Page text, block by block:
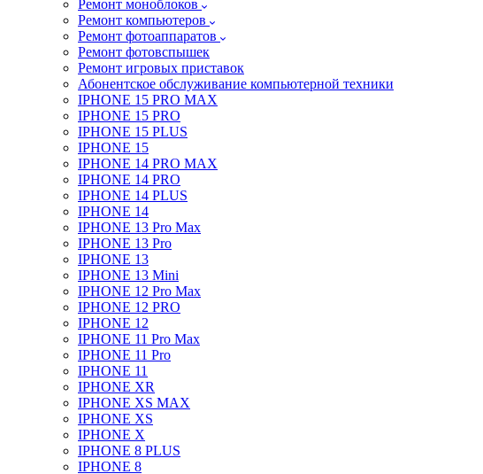
Ремонт моноблоков
Ремонт компьютеров
Ремонт фотоаппаратов
Ремонт фотовспышек
Ремонт игровых приставок
Абонентское обслуживание компьютерной техники
IPHONE 15 PRO MAX
IPHONE 15 PRO
IPHONE 15 PLUS
IPHONE 15
IPHONE 14 PRO MAX
IPHONE 14 PRO
IPHONE 14 PLUS
IPHONE 14
IPHONE 13 Pro Max
IPHONE 13 Pro
IPHONE 13
IPHONE 13 Mini
IPHONE 12 Pro Max
IPHONE 12 PRO
IPHONE 12
IPHONE 11 Pro Max
IPHONE 11 Pro
IPHONE 11
IPHONE XR
IPHONE XS MAX
IPHONE XS
IPHONE X
IPHONE 8 PLUS
IPHONE 8